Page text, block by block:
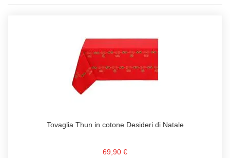
Tovaglia Thun in cotone Desideri di Natale
69,90 €